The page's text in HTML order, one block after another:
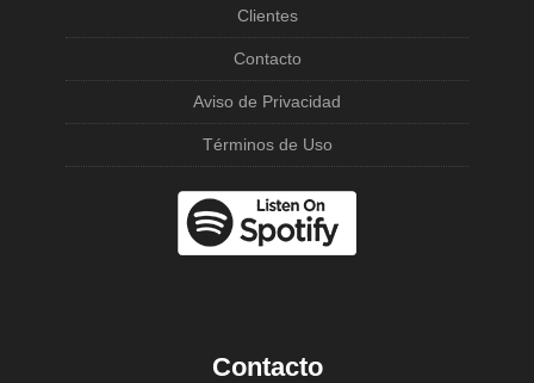
Clientes
Contacto
Aviso de Privacidad
Términos de Uso
Contacto